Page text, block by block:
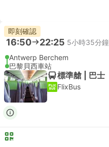
即刻確認
16:50 22:25 5小時35分鐘
Antwerp Berchem
巴黎貝西車站
標準艙 | 巴士
FlixBus